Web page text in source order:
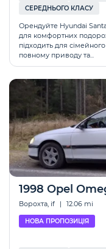
СЕРЕДНЬОГО КЛАСУ
Орендуйте Hyundai
для комфортних
підходить для
повному приводу та...
1998 Opel
Ворохта, if | 12.06 mi
НОВА ПРОПОЗИЦІЯ